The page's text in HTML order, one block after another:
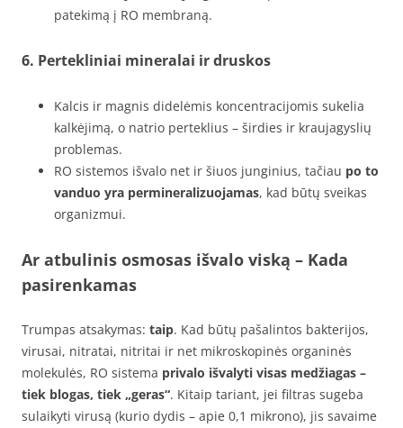
patekimą į RO membraną.
6. Pertekliniai mineralai ir druskos
Kalcis ir magnis didelėmis koncentracijomis sukelia
kalkėjimą, o natrio perteklius – širdies ir kraujagyslių
problemas.
RO sistemos išvalo net ir šiuos junginius, tačiau po to
vanduo yra permineralizuojamas, kad būtų sveikas
organizmui.
Ar atbulinis osmosas išvalo viską – Kada
pasirenkamas
Trumpas atsakymas: taip. Kad būtų pašalintos bakterijos,
virusai, nitratai, nitritai ir net mikroskopinės organinės
molekulės, RO sistema privalo išvalyti visas medžiagas –
tiek blogas, tiek „geras“. Kitaip tariant, jei filtras sugeba
sulaikyti virusą (kurio dydis – apie 0,1 mikrono), jis savaime